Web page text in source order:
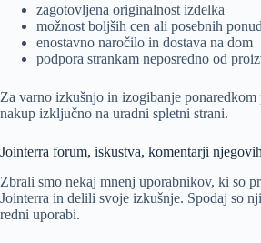
zagotovljena originalnost izdelka
možnost boljših cen ali posebnih
enostavno naročilo in dostava na dom
podpora strankam neposredno od
Za varno izkušnjo in izogibanje ponaredkom
nakup izključno na uradni spletni strani.
Jointerra forum, iskustva, komentarji
Zbrali smo nekaj mnenj uporabnikov, ki so
Jointerra in delili svoje izkušnje. Spodaj so
redni uporabi.